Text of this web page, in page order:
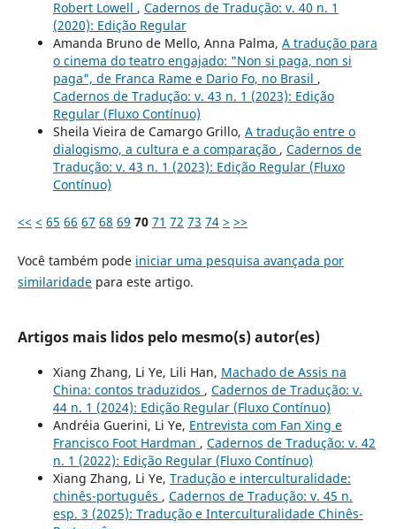
Robert Lowell , Cadernos de Tradução: v. 40 n. 1
(2020): Edição Regular
Amanda Bruno de Mello, Anna Palma, A tradução para
o cinema do teatro engajado: "Non si paga, non si
paga", de Franca Rame e Dario Fo, no Brasil ,
Cadernos de Tradução: v. 43 n. 1 (2023): Edição
Regular (Fluxo Contínuo)
Sheila Vieira de Camargo Grillo, A tradução entre o
dialogismo, a cultura e a comparação , Cadernos de
Tradução: v. 43 n. 1 (2023): Edição Regular (Fluxo
Contínuo)
<< < 65 66 67 68 69 70 71 72 73 74 > >>
Você também pode iniciar uma pesquisa avançada por
similaridadepara este artigo.
Artigos mais lidos pelo mesmo(s) autor(es)
Xiang Zhang, Li Ye, Lili Han, Machado de Assis na
China: contos traduzidos , Cadernos de Tradução: v.
44 n. 1 (2024): Edição Regular (Fluxo Contínuo)
Andréia Guerini, Li Ye, Entrevista com Fan Xing e
Francisco Foot Hardman , Cadernos de Tradução: v. 42
n. 1 (2022): Edição Regular (Fluxo Contínuo)
Xiang Zhang, Li Ye, Tradução e interculturalidade:
chinês-português , Cadernos de Tradução: v. 45 n.
esp. 3 (2025): Tradução e Interculturalidade Chinês-